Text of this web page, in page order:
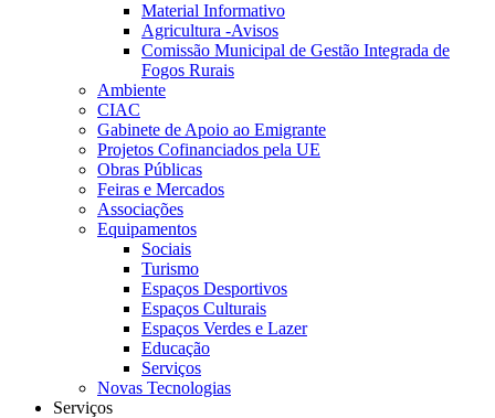
Material Informativo
Agricultura -Avisos
Comissão Municipal de Gestão Integrada de
Fogos Rurais
Ambiente
CIAC
Gabinete de Apoio ao Emigrante
Projetos Cofinanciados pela UE
Obras Públicas
Feiras e Mercados
Associações
Equipamentos
Sociais
Turismo
Espaços Desportivos
Espaços Culturais
Espaços Verdes e Lazer
Educação
Serviços
Novas Tecnologias
Serviços